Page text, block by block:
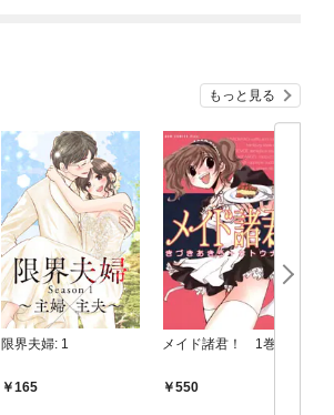
もっと見る
限界夫婦: 1
165
メイド諸君！ 1巻
550